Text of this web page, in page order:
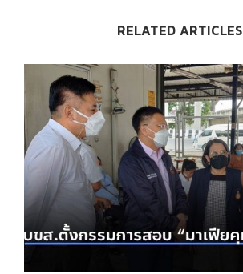
RELATED ARTICLES